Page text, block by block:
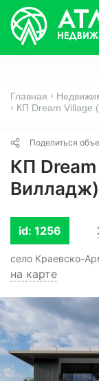
Главная
КП Dream Village
Поделиться
КП
Вилладж)
id: 1256
село Краевско-
на карте